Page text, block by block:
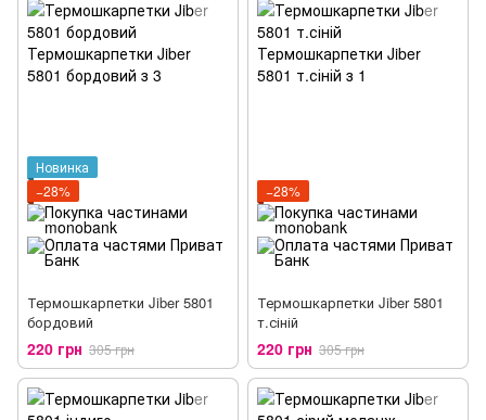
Новинка
−28%
Термошкарпетки Jiber 5801
бордовий
220 грн 305 грн
−28%
Термошкарпетки Jiber 5801
т.сіній
220 грн 305 грн